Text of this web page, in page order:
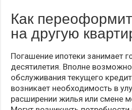
Как
на другую
Погашение ипотеки занимает
десятилетия. Вполне
обслуживания текущего
возникает необходимость в
расширении жилья или смене